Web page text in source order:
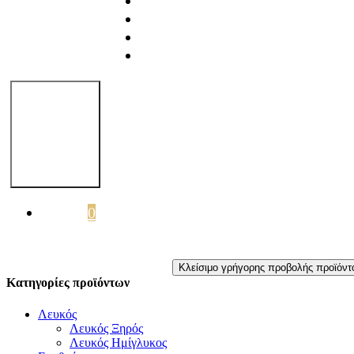
0
Κατηγορίες προϊόντων
Λευκός
Λευκός Ξηρός
Λευκός Ημίγλυκος
Κλείσιμο γρήγορης προβολής